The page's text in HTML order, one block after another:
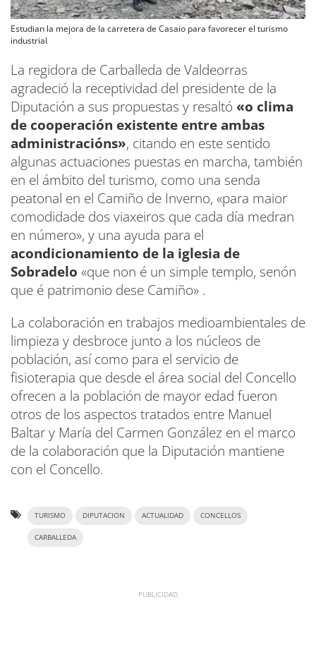
Estudian la mejora de la carretera de Casaio para favorecer el turismo
industrial
La regidora de Carballeda de Valdeorras
agradeció la receptividad del presidente de la
Diputación a sus propuestas y resaltó «o clima
de cooperación existente entre ambas
administracións», citando en este sentido
algunas actuaciones puestas en marcha, también
en el ámbito del turismo, como una senda
peatonal en el Camiño de Inverno, «para maior
comodidade dos viaxeiros que cada día medran
en número», y una ayuda para el
acondicionamiento de la iglesia de
Sobradelo «que non é un simple templo, senón
que é patrimonio dese Camiño» .
La colaboración en trabajos medioambientales de
limpieza y desbroce junto a los núcleos de
población, así como para el servicio de
fisioterapia que desde el área social del Concello
ofrecen a la población de mayor edad fueron
otros de los aspectos tratados entre Manuel
Baltar y María del Carmen González en el marco
de la colaboración que la Diputación mantiene
con el Concello.
TURISMO DIPUTACION ACTUALIDAD CONCELLOS
CARBALLEDA